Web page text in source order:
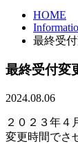
HOME
最終受
最終受付変
2024.08.06
２０２３年４
変更時間でさ